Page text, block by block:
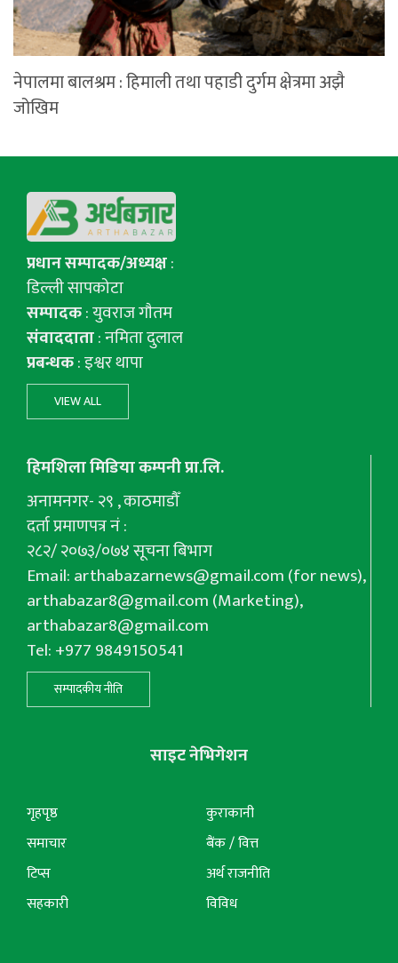
नेपालमा बालश्रम : हिमाली तथा पहाडी दुर्गम क्षेत्रमा अझै
जोखिम
प्रधान सम्पादक/अध्यक्ष:
डिल्ली सापकोटा
सम्पादक: युवराज गाैतम
संवाददाता: नमिता दुलाल
प्रबन्धक: इश्वर थापा
VIEW ALL
हिमशिला मिडिया कम्पनी प्रा.लि.
अनामनगर- २९ , काठमाडौँ
दर्ता प्रमाणपत्र नं :
२८२/ २०७३/०७४ सूचना बिभाग
Email:arthabazarnews@gmail.com(for news),
arthabazar8@gmail.com(Marketing),
arthabazar8@gmail.com
Tel: +977 9849150541
सम्पादकीय नीति
साइट नेभिगेशन
गृहपृष्ठ
समाचार
टिप्स
सहकारी
कुराकानी
बैंक / वित्त
अर्थ राजनीति
विविध